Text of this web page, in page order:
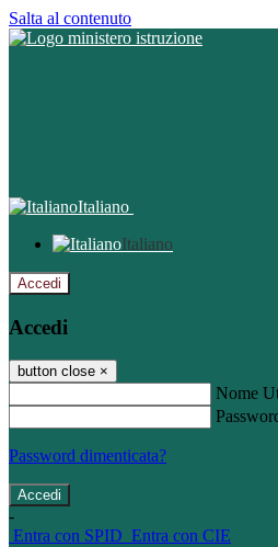
Salta al contenuto
Italiano
Italiano
Accedi
Accedi
button close ×
Nome
Password dimenticata?
-
Entra con SPID Entra con CIE